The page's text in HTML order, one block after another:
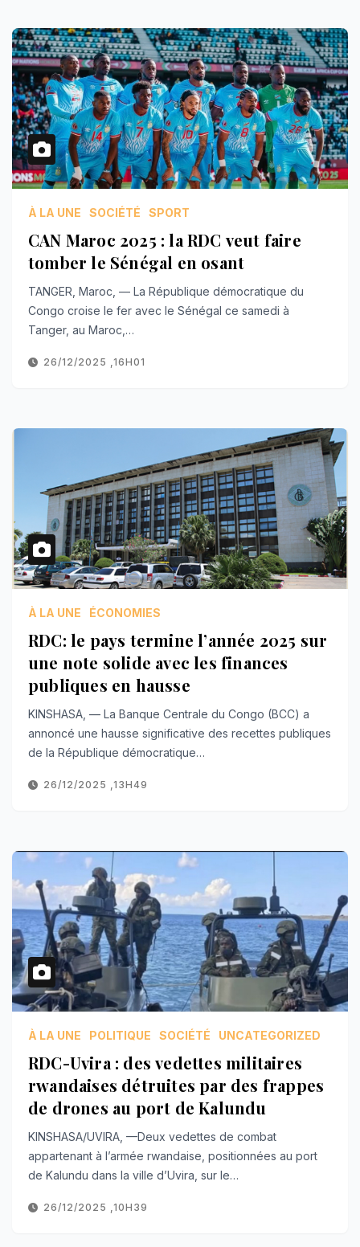
À LA UNE SOCIÉTÉ SPORT
CAN Maroc 2025 : la RDC veut faire
tomber le Sénégal en osant
TANGER, Maroc, — La République démocratique du
Congo croise le fer avec le Sénégal ce samedi à
Tanger, au Maroc,…
26/12/2025 ,16H01
À LA UNE ÉCONOMIES
RDC: le pays termine l’année 2025 sur
une note solide avec les finances
publiques en hausse
KINSHASA, — La Banque Centrale du Congo (BCC) a
annoncé une hausse significative des recettes publiques
de la République démocratique…
26/12/2025 ,13H49
À LA UNE POLITIQUE SOCIÉTÉ UNCATEGORIZED
RDC-Uvira : des vedettes militaires
rwandaises détruites par des frappes
de drones au port de Kalundu
KINSHASA/UVIRA, —Deux vedettes de combat
appartenant à l’armée rwandaise, positionnées au port
de Kalundu dans la ville d’Uvira, sur le…
26/12/2025 ,10H39